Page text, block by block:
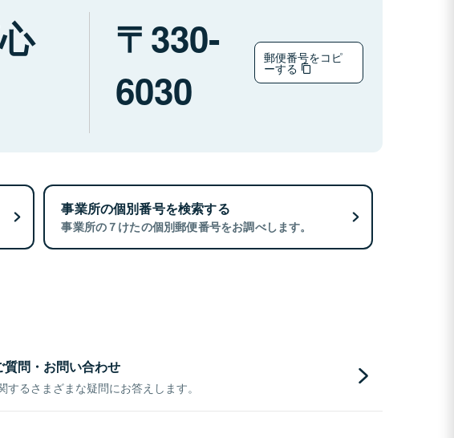
330-
6030
郵便番号をコピ
ーする
事業所の個別番号を検索する
事業所の７けたの個別郵便番号をお調べします。
質問・お問い合わせ
するさまざまな疑問にお答えします。